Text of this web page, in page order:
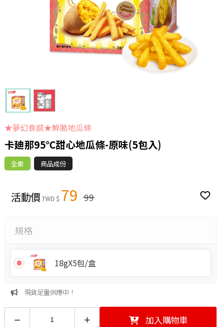
★夢幻食感★鮮脆地瓜條
卡廸那95℃甜心地瓜條-原味(5包入)
全素 商品成份
活動價TWD $ 79 99
規格
18gX5包/盒
現貨足量供應中！
加入購物車